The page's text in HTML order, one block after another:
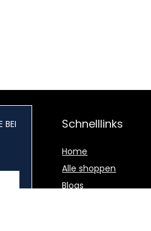
BEI Schnelllinks
Home
Alle shoppen
Blogs